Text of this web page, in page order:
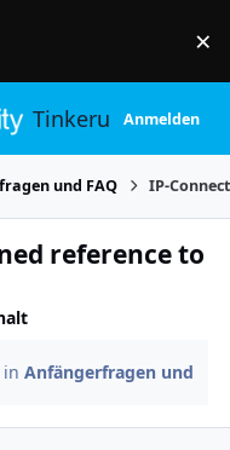
×
TinkerunityAnmelden
und FAQ IP-
reference to
inAnfängerfragen und